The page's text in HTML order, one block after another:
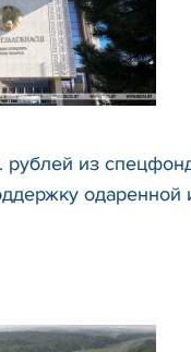
рублей из
одаренной